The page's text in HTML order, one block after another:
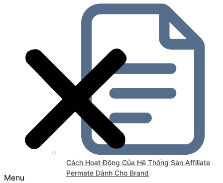
Menu
Cách Hoạt Động Của Hệ Thống Sàn Affiliate
Permate Dành Cho Brand